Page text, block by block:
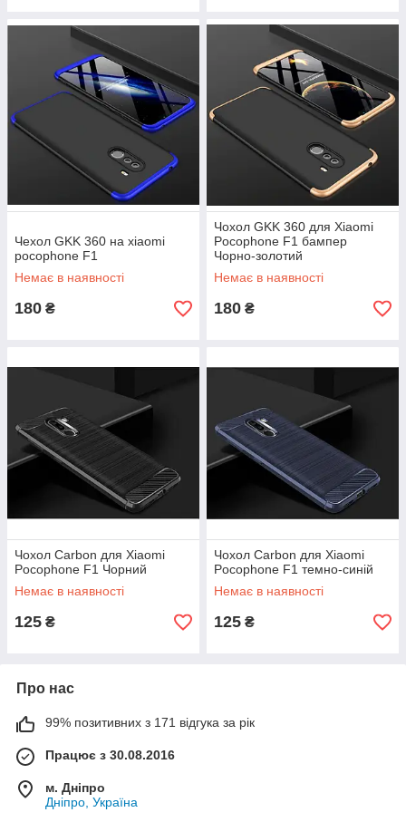
Чехол GKK 360 на xiaomi
pocophone F1
Немає в наявності
180 ₴
Чохол GKK 360 для Xiaomi
Pocophone F1 бампер
Чорно-золотий
Немає в наявності
180 ₴
Чохол Carbon для Xiaomi
Pocophone F1 Чорний
Немає в наявності
125 ₴
Чохол Carbon для Xiaomi
Pocophone F1 темно-синій
Немає в наявності
125 ₴
Про нас
99% позитивних з 171 відгука за рік
Працює з 30.08.2016
м. Дніпро
Дніпро, Україна